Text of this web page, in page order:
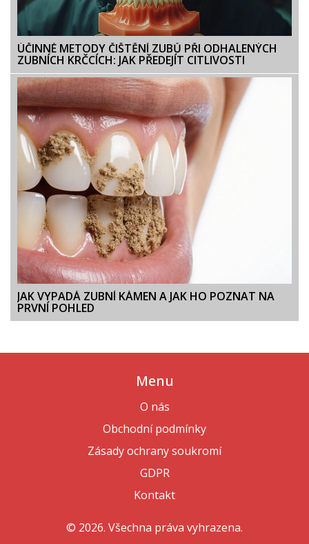
ÚČINNÉ METODY ČIŠTĚNÍ ZUBŮ PŘI ODHALENÝCH
ZUBNÍCH KRČCÍCH: JAK PŘEDEJÍT CITLIVOSTI
JAK VYPADÁ ZUBNÍ KÁMEN A JAK HO POZNAT NA
PRVNÍ POHLED
Menu
O nás
Obchodní podmínky
Zásady ochrany soukromí
GDPR
Kontakt
© 2026. Všechna práva vyhrazena.